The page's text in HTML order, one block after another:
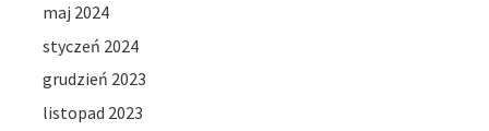
maj 2024
styczeń 2024
grudzień 2023
listopad 2023